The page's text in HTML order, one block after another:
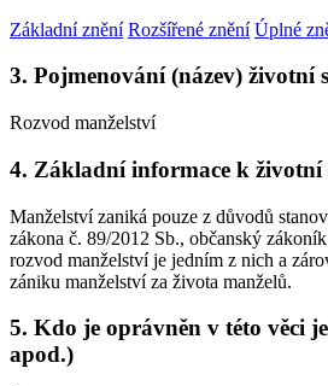
Základní znění Rozšířené znění Úplné
3. Pojmenování (název) životní
Rozvod manželství
4. Základní informace k životní
Manželství zaniká pouze z důvodů
zákona č. 89/2012 Sb., občanský
rozvod manželství je jedním z nich a
zániku manželství za života manželů.
5. Kdo je oprávněn v této věci
apod.)